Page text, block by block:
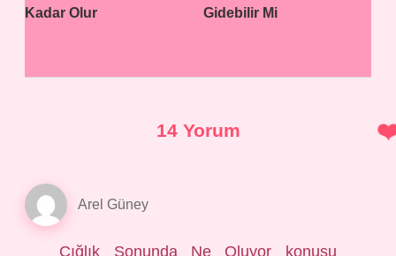
Kadar Olur
Gidebilir Mi
14 Yorum
Arel Güney
Çığlık Sonunda Ne Oluyor konusu